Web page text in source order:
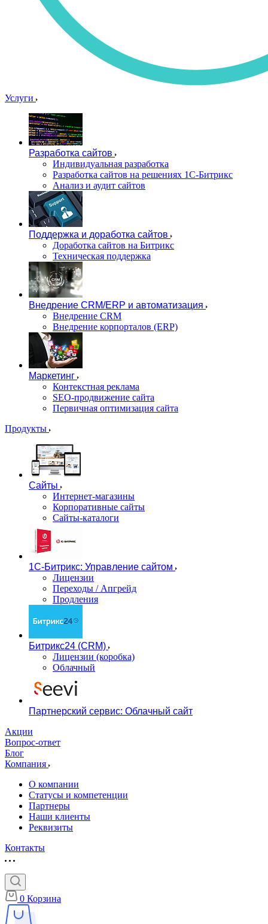
Услуги
Разработка сайтов
Индивидуальная разработка
Разработка сайтов на решениях 1С-Битрикс
Анализ и аудит сайтов
Поддержка и доработка сайтов
Доработка сайтов на Битрикс
Техническая поддержка
Внедрение CRM/ERP и автоматизация
Внедрение CRM
Внедрение корпорталов (ERP)
Маркетинг
Контекстная реклама
SEO-продвижение сайта
Первичная оптимизация сайта
Продукты
Сайты
Интернет-магазины
Корпоративные сайты
Сайты-каталоги
1С-Битрикс: Управление сайтом
Лицензии
Переходы / Апгрейд
Продления
Битрикс24 (CRM)
Лицензии (коробка)
Облачный
Партнерский сервис: Облачный сайт
Акции
Вопрос-ответ
Блог
Компания
О компании
Статусы и компетенции
Партнеры
Наши клиенты
Реквизиты
Контакты
0 Корзина